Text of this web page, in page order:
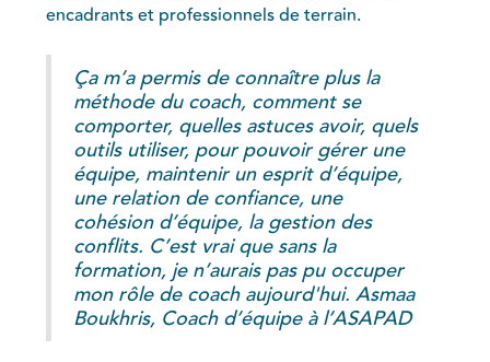
encadrants et professionnels de terrain.
Ça m’a permis de connaître plus la
méthode du coach, comment se
comporter, quelles astuces avoir, quels
outils utiliser, pour pouvoir gérer une
équipe, maintenir un esprit d’équipe,
une relation de confiance, une
cohésion d’équipe, la gestion des
conflits. C’est vrai que sans la
formation, je n’aurais pas pu occuper
mon rôle de coach aujourd'hui. Asmaa
Boukhris, Coach d’équipe à l’ASAPAD